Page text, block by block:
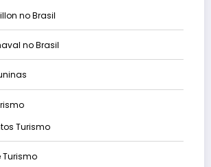
no Brasil
no Brasil
Turismo
Turismo